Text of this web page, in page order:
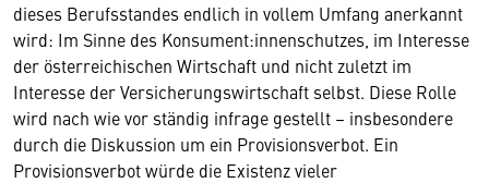
dieses Berufsstandes endlich in vollem Umfang anerkannt
wird: Im Sinne des Konsument:innenschutzes, im Interesse
der österreichischen Wirtschaft und nicht zuletzt im
Interesse der Versicherungswirtschaft selbst. Diese Rolle
wird nach wie vor ständig infrage gestellt – insbesondere
durch die Diskussion um ein Provisionsverbot. Ein
Provisionsverbot würde die Existenz vieler